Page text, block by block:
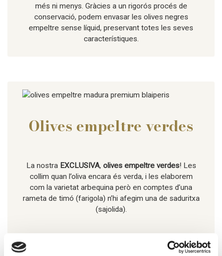
més ni menys. Gràcies a un rigorós procés de
conservació, podem envasar les olives negres
empeltre sense líquid, preservant totes les seves
característiques.
Olives empeltre verdes
La nostra EXCLUSIVA, olives empeltre verdes! Les
collim quan l’oliva encara és verda, i les elaborem
com la varietat arbequina però en comptes d’una
rameta de timó (farigola) n’hi afegim una de saduritxa
(sajolida).
[I quin és el nostre secret? Et